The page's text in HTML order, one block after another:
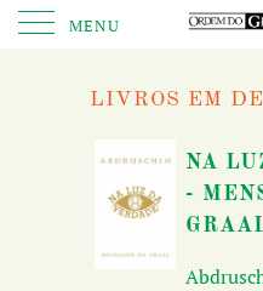
MENU
LIVROS EM
NA
-